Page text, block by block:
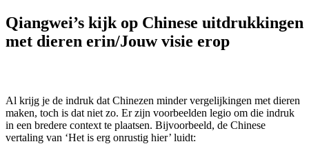
Qiangwei’s kijk op Chinese uitdrukkingen
met dieren erin/Jouw visie erop
Al krijg je de indruk dat Chinezen minder vergelijkingen met dieren
maken, toch is dat niet zo. Er zijn voorbeelden legio om die indruk
in een bredere context te plaatsen. Bijvoorbeeld, de Chinese
vertaling van ‘Het is erg onrustig hier’ luidt: